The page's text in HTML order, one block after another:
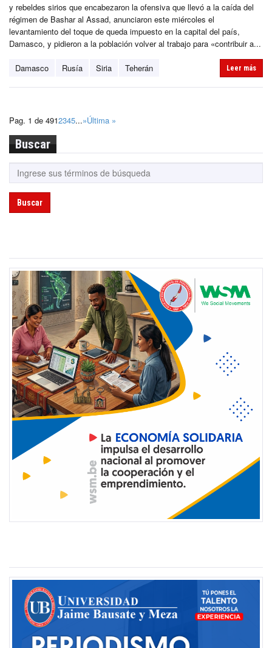
y rebeldes sirios que encabezaron la ofensiva que llevó a la caída del
régimen de Bashar al Assad, anunciaron este miércoles el
levantamiento del toque de queda impuesto en la capital del país,
Damasco, y pidieron a la población volver al trabajo para «contribuir a...
Damasco Rusía Siria Teherán Leer más
Pag. 1 de 4912345...»Última »
Buscar
Buscar